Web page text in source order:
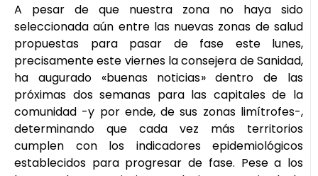
A pesar de que nuestra zona no haya sido
seleccionada aún entre las nuevas zonas de salud
propuestas para pasar de fase este lunes,
precisamente este viernes la consejera de Sanidad,
ha augurado «buenas noticias» dentro de las
próximas dos semanas para las capitales de la
comunidad -y por ende, de sus zonas limítrofes-,
determinando que cada vez más territorios
cumplen con los indicadores epidemiológicos
establecidos para progresar de fase. Pese a los